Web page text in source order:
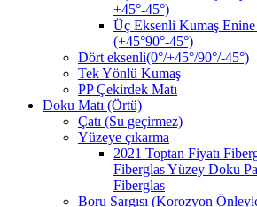
+45°-45°)
Üç Eksenli Kumaş
(+45°90°-45°)
Dört eksenli(0°/+45°/90°/-45°)
Tek Yönlü Kumaş
PP Çekirdek Matı
Doku Matı (Örtü)
Çatı (Su geçirmez)
Yüzeye çıkarma
2021 Toptan Fiyatı
Fiberglas Yüzey Doku
Fiberglas
Boru Sargısı (Korozyon